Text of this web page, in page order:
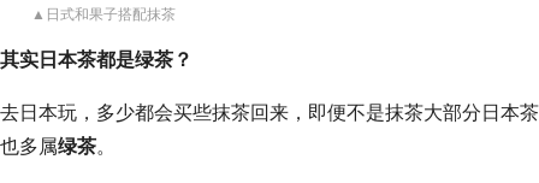
▲日式和果子搭配抹茶
其实日本茶都是绿茶？
去日本玩，多少都会买些抹茶回来，即便不是抹茶大部分日本茶
也多属绿茶。